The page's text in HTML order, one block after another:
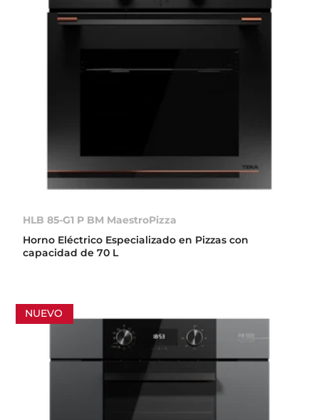
HLB 85-G1 P BM MaestroPizza
Horno Eléctrico Especializado en Pizzas con
capacidad de 70 L
NUEVO